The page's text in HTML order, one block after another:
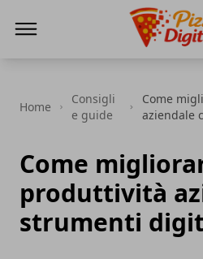
Home
Consigli
e guide
Come
aziendale
Come
produttività
strumenti